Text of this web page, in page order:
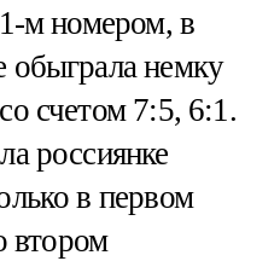
м номером, в
обыграла немку
счетом 7:5, 6:1.
россиянке
в первом
втором